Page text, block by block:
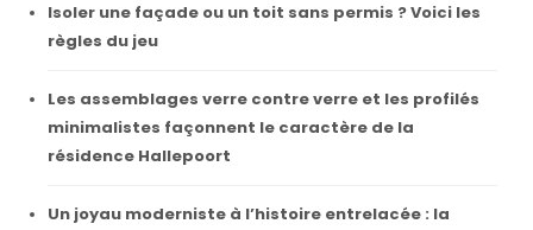
Isoler une façade ou un toit sans permis ? Voici les
règles du jeu
Les assemblages verre contre verre et les profilés
minimalistes façonnent le caractère de la
résidence Hallepoort
Un joyau moderniste à l’histoire entrelacée : la